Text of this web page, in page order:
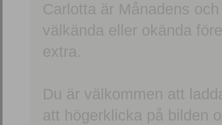
Carlotta är Månadens
välkända eller okända
extra.
Du är välkommen att
att högerklicka på bilden